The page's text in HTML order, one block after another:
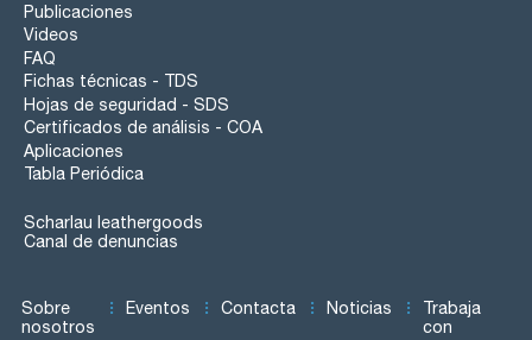
Publicaciones
Videos
FAQ
Fichas técnicas - TDS
Hojas de seguridad - SDS
Certificados de análisis - COA
Aplicaciones
Tabla Periódica
Scharlau leathergoods
Canal de denuncias
Sobre
nosotros
Eventos Contacta Noticias
Trabaja
con